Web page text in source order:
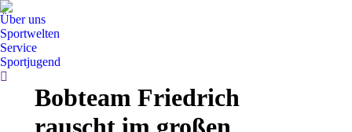
Über uns
Sportwelten
Service
Sportjugend
Search:
Bobteam Friedrich